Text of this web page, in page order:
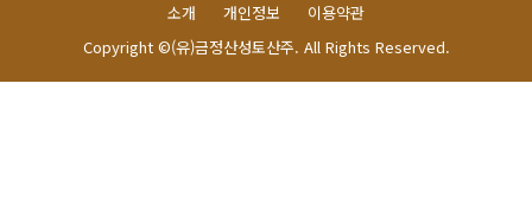
소개 개인정보
이용약관
Copyright ©(유)금정산성토산주. All Rights Reserved.